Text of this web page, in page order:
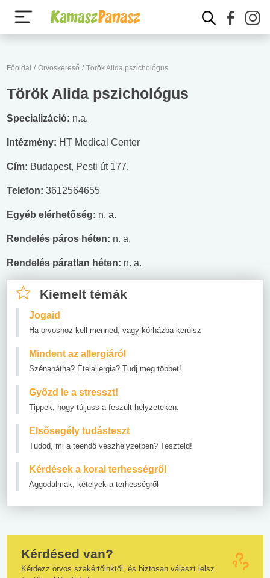
Főoldal / Orvoskereső / Török Alida pszichológus
Török Alida pszichológus
Specializáció: n.a.
Intézmény: HT Medical Center
Cím: Budapest, Pesti út 177.
Telefon: 3612564655
Egyéb elérhetőség: n. a.
Rendelés páros héten: n. a.
Rendelés páratlan héten: n. a.
Kiemelt témák
Jogaid
Ha orvoshoz kell menned, vagy kórházba kerülsz
Mindent az allergiáról
Szénanátha? Ételallergia? Tudj meg többet!
Győzd le a stresszt!
Tippek, hogy túljuss a feszült helyzeteken.
Elsősegély tudásteszt
Tudod, mi a teendő vészhelyzetben? Teszteld!
Kérdések a korai terhességről
Aggodalmak, kételyek a terhességről
Kérdésed van?
Kérdezz orvos szakértőinktől, és biztosan választ lelsz